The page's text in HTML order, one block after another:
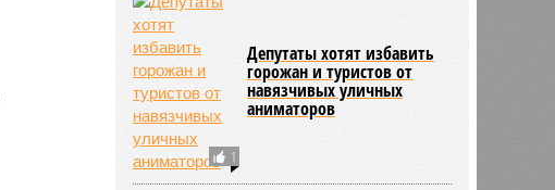
1
Депутаты хотят избавить
горожан и туристов от
навязчивых уличных
аниматоров